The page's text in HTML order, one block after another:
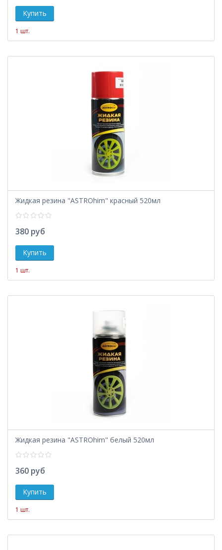
1 шт.
Жидкая резина "ASTROhim" красный 520мл
380 руб
1 шт.
Жидкая резина "ASTROhim" белый 520мл
360 руб
1 шт.